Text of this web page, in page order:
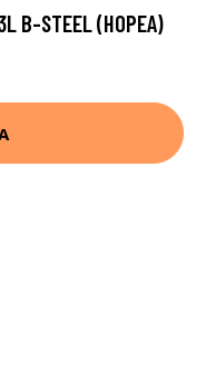
B-STEEL (HOPEA)